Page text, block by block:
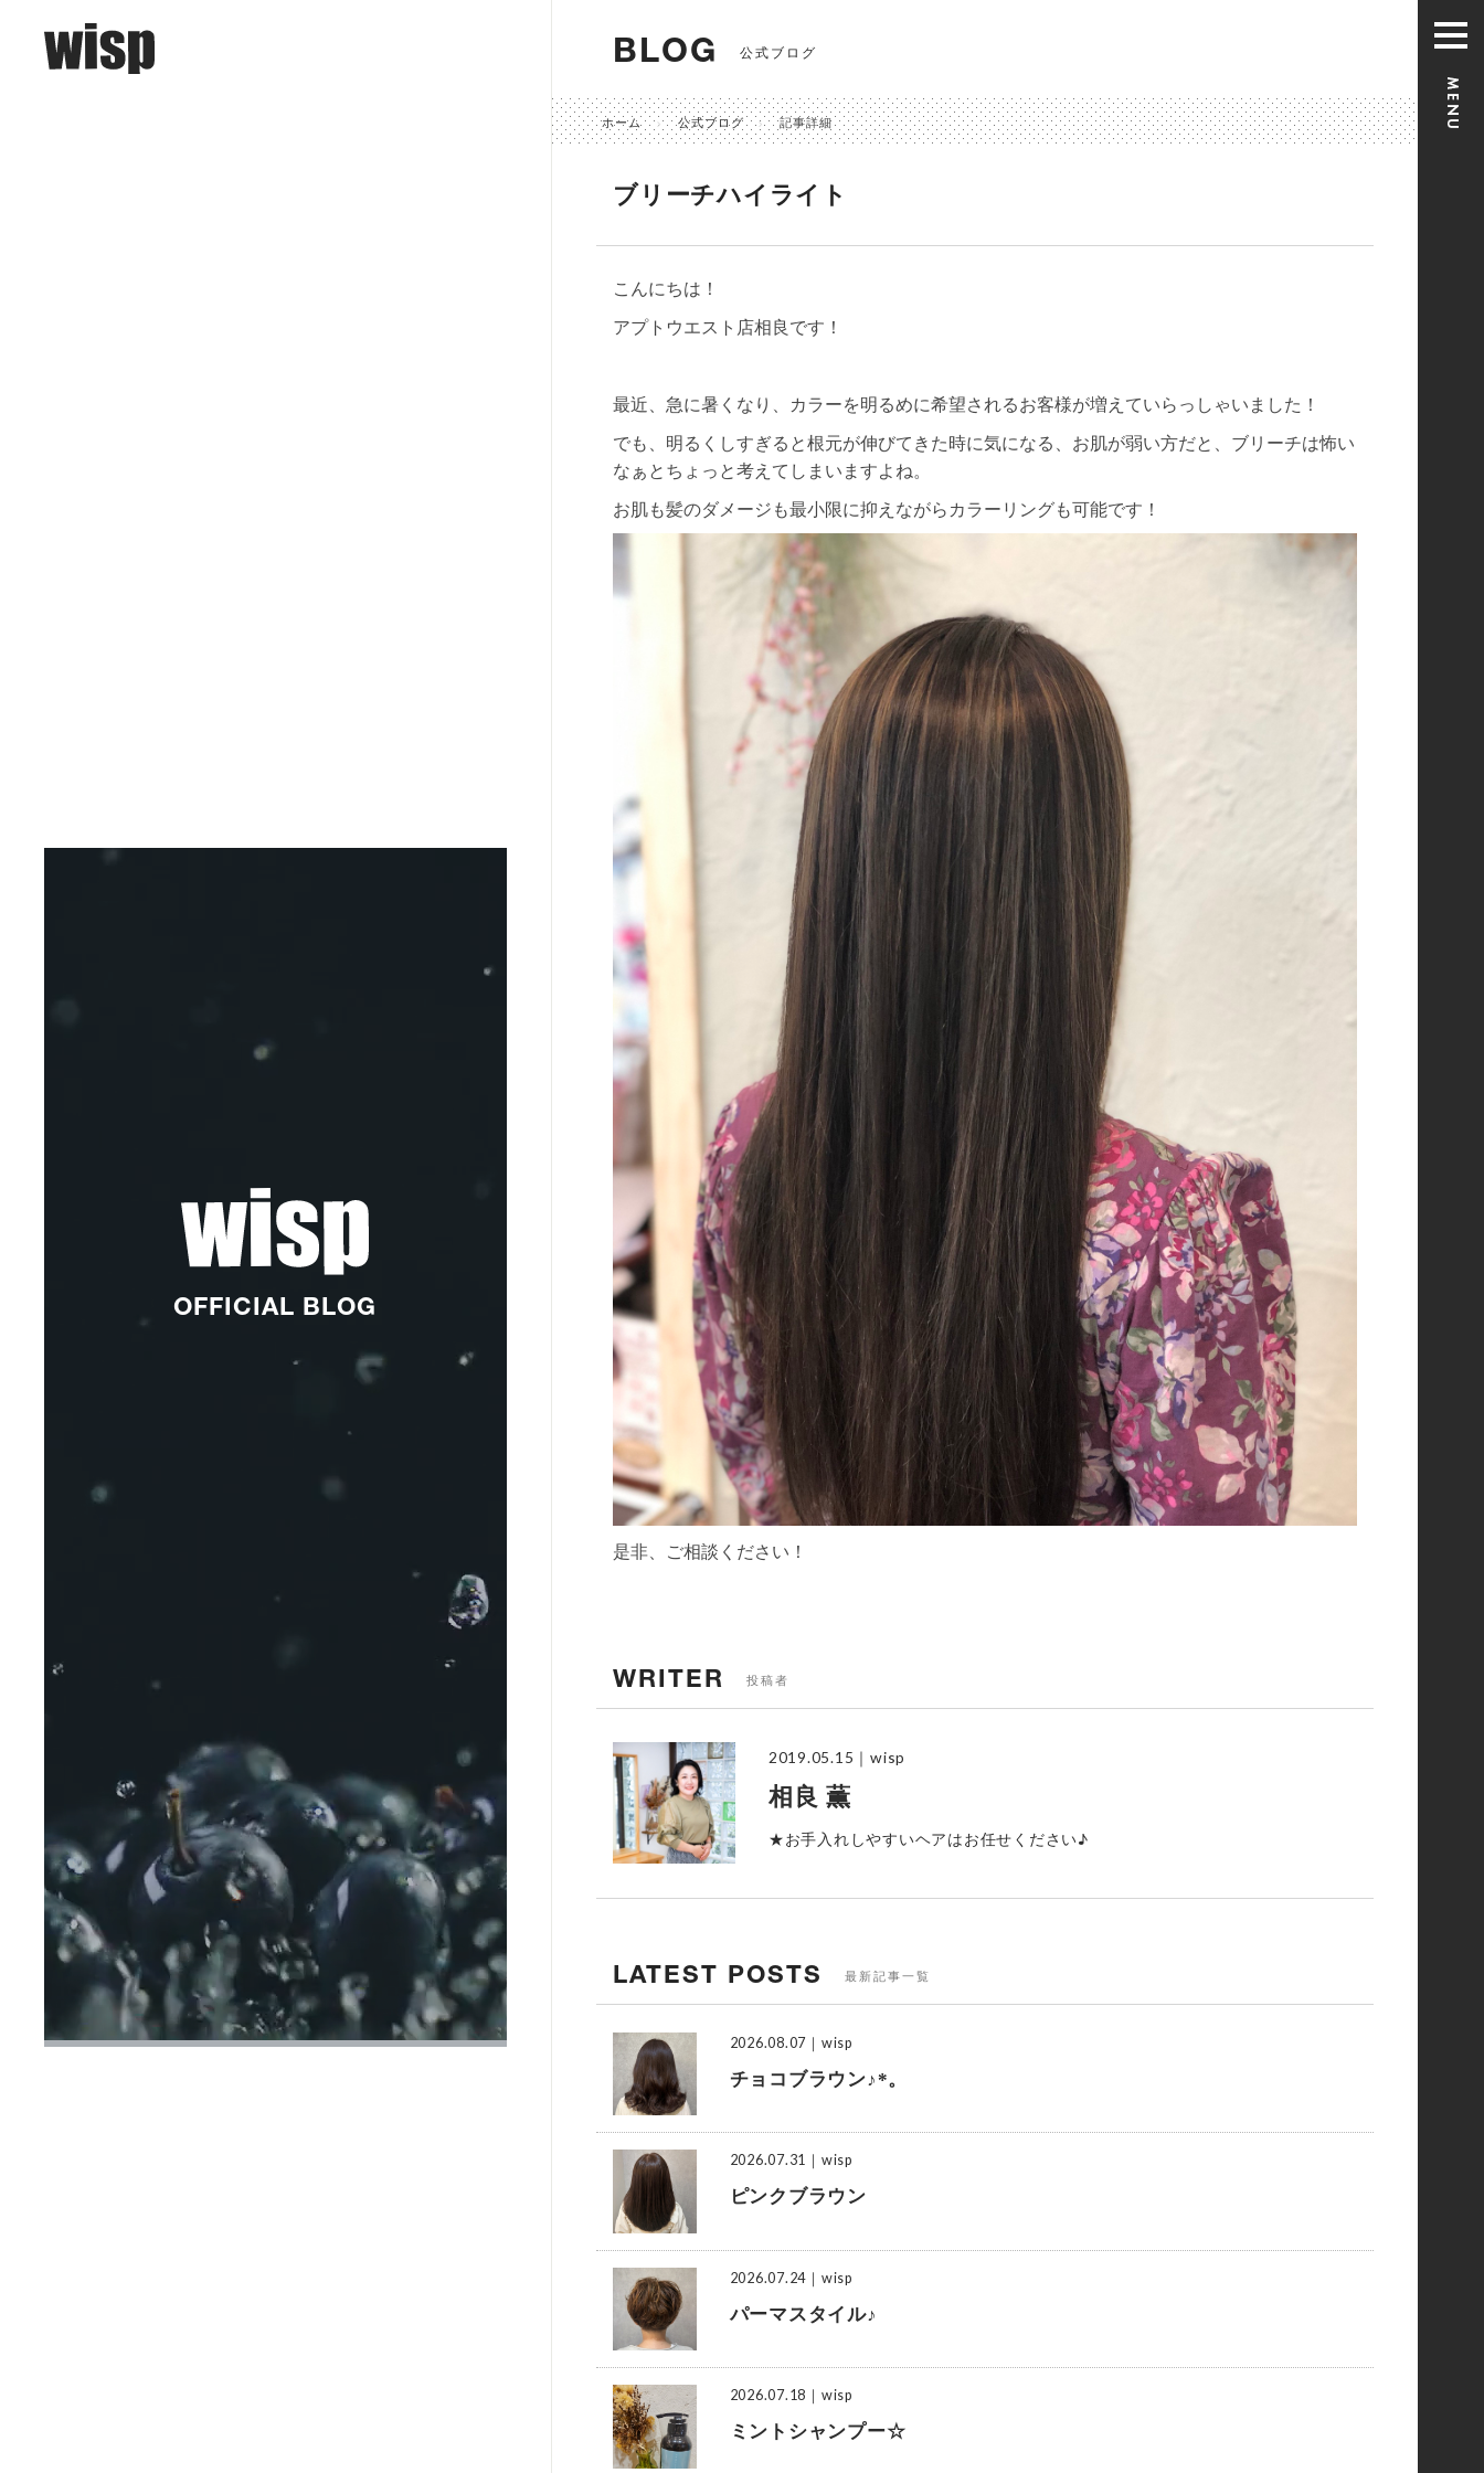
OFFICIAL BLOG
BLOG 公式ブログ
ホーム 公式ブログ 記事詳細
ブリーチハイライト
こんにちは！
アプトウエスト店相良です！
最近、急に暑くなり、カラーを明るめに希望されるお客様が増えていらっしゃいました！
でも、明るくしすぎると根元が伸びてきた時に気になる、お肌が弱い方だと、ブリーチは怖い
なぁとちょっと考えてしまいますよね。
お肌も髪のダメージも最小限に抑えながらカラーリングも可能です！
是非、ご相談ください！
WRITER 投稿者
2019.05.15 ｜wisp
相良 薫
★お手入れしやすいヘアはお任せください♪
LATEST POSTS 最新記事一覧
2026.08.07 ｜wisp
チョコブラウン♪*。
2026.07.31 ｜wisp
ピンクブラウン
2026.07.24 ｜wisp
パーマスタイル♪
2026.07.18 ｜wisp
ミントシャンプー☆